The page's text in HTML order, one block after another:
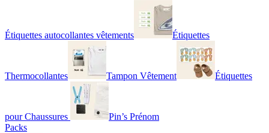
Étiquettes autocollantes vêtements Étiquettes
Thermocollantes Tampon Vêtement Étiquettes
pour Chaussures
Pin’s Prénom
Packs